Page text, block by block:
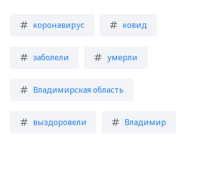
коронавирус ковид
заболели умерли
Владимирская область
выздоровели Владимир